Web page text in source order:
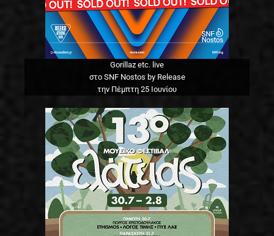
Gorillaz etc. live
στο SNF Nostos by Release
την Πέμπτη 25 Ιουνίου